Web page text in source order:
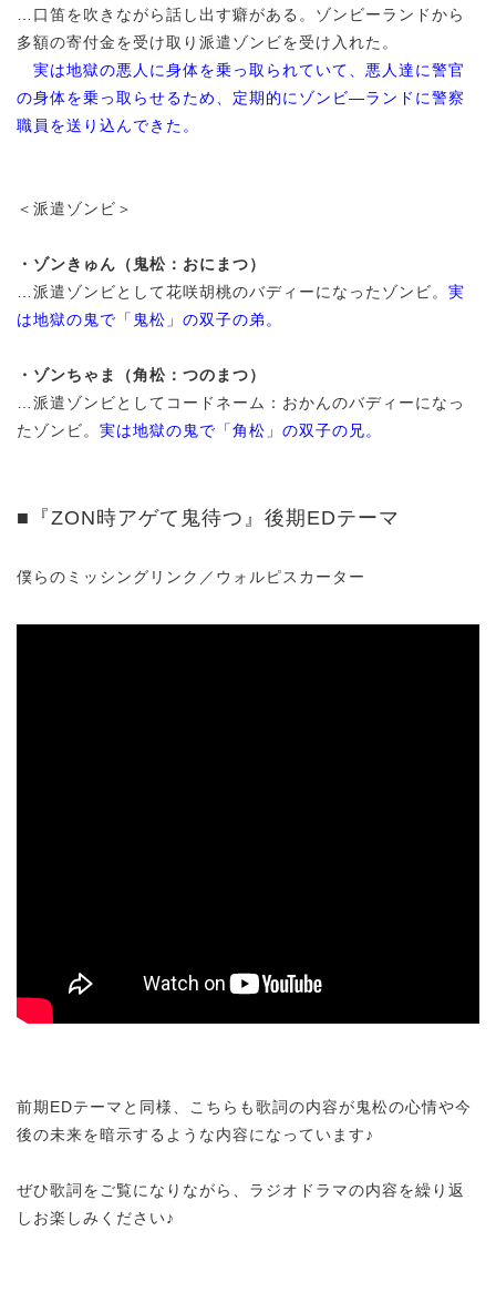
…口笛を吹きながら話し出す癖がある。ゾンビーランドから
多額の寄付金を受け取り派遣ゾンビを受け入れた。
実は地獄の悪人に身体を乗っ取られていて、悪人達に警官
の身体を乗っ取らせるため、定期的にゾンビ―ランドに警察
職員を送り込んできた。
＜派遣ゾンビ＞
・ゾンきゅん（鬼松：おにまつ）
…派遣ゾンビとして花咲胡桃のバディーになったゾンビ。 実
は地獄の鬼で「鬼松」の双子の弟。
・ゾンちゃま（角松：つのまつ）
…派遣ゾンビとしてコードネーム：おかんのバディーになっ
たゾンビ。 実は地獄の鬼で「角松」の双子の兄。
■『ZON時アゲて鬼待つ』後期EDテーマ
僕らのミッシングリンク／ウォルピスカーター
前期EDテーマと同様、こちらも歌詞の内容が鬼松の心情や今
後の未来を暗示するような内容になっています♪
ぜひ歌詞をご覧になりながら、ラジオドラマの内容を繰り返
しお楽しみください♪